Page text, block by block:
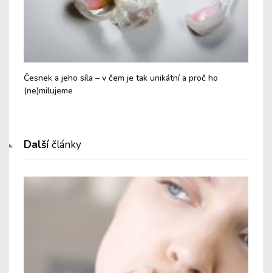
Česnek a jeho síla – v čem je tak unikátní a proč ho
(ne)milujeme
Dalšíčlánky